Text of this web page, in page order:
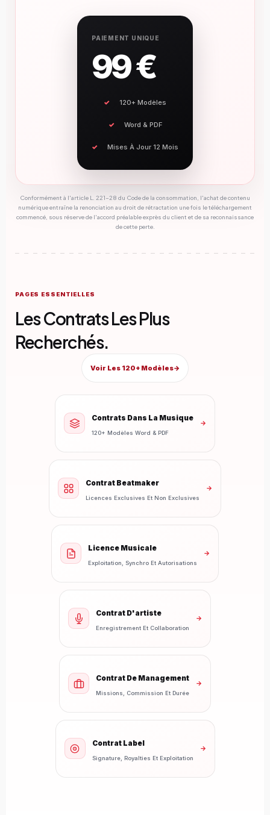
PAIEMENT UNIQUE
99 €
120+ Modèles
Word & PDF
Mises À Jour 12 Mois
Conformément à l'article L. 221-28 du Code de la consommation, l'achat de contenu
numérique entraîne la renonciation au droit de rétractation une fois le téléchargement
commencé, sous réserve de l'accord préalable exprès du client et de sa reconnaissance
de cette perte.
PAGES ESSENTIELLES
Les Contrats Les Plus
Recherchés.
Voir Les 120+ Modèles→
Contrats Dans La Musique
120+ Modèles Word & PDF
→
Contrat Beatmaker
Licences Exclusives Et Non Exclusives
→
Licence Musicale
Exploitation, Synchro Et Autorisations
→
Contrat D'artiste
Enregistrement Et Collaboration
→
Contrat De Management
Missions, Commission Et Durée
→
Contrat Label
Signature, Royalties Et Exploitation
→